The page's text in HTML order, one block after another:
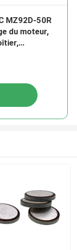
MZ92D-50R
du moteur,